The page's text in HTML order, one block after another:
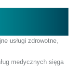
usługi zdrowotne,
medycznych sięga